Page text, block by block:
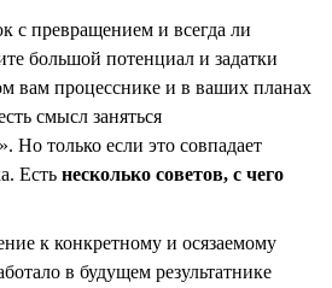
с превращением и всегда ли
большой потенциал и задатки
вам процесснике и в ваших планах
смысл заняться
Но только если это совпадает
Есть несколько советов, с чего
к конкретному и осязаемому
в будущем результатнике